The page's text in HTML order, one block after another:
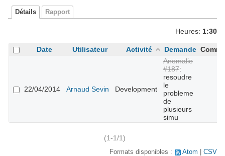
Détails Rapport
Heures: 1:30
Date Utilisateur Activité Demande
22/04/2014 Arnaud Sevin Development
Anomalie
#187:
resoudre
le
probleme
de
plusieurs
simu
(1-1/1)
Formats disponibles : Atom CSV